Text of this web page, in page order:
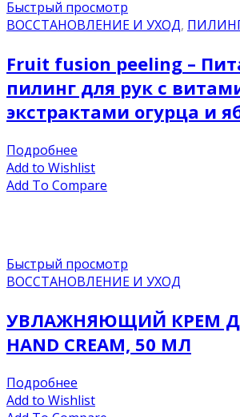
Быстрый просмотр
ВОССТАНОВЛЕНИЕ И УХОД,
Fruit fusion peeling –
пилинг для рук с
экстрактами огурца и
Подробнее
Add to Wishlist
Add To Compare
Быстрый просмотр
ВОССТАНОВЛЕНИЕ И УХОД
УВЛАЖНЯЮЩИЙ КРЕМ
HAND CREAM, 50 МЛ
Подробнее
Add to Wishlist